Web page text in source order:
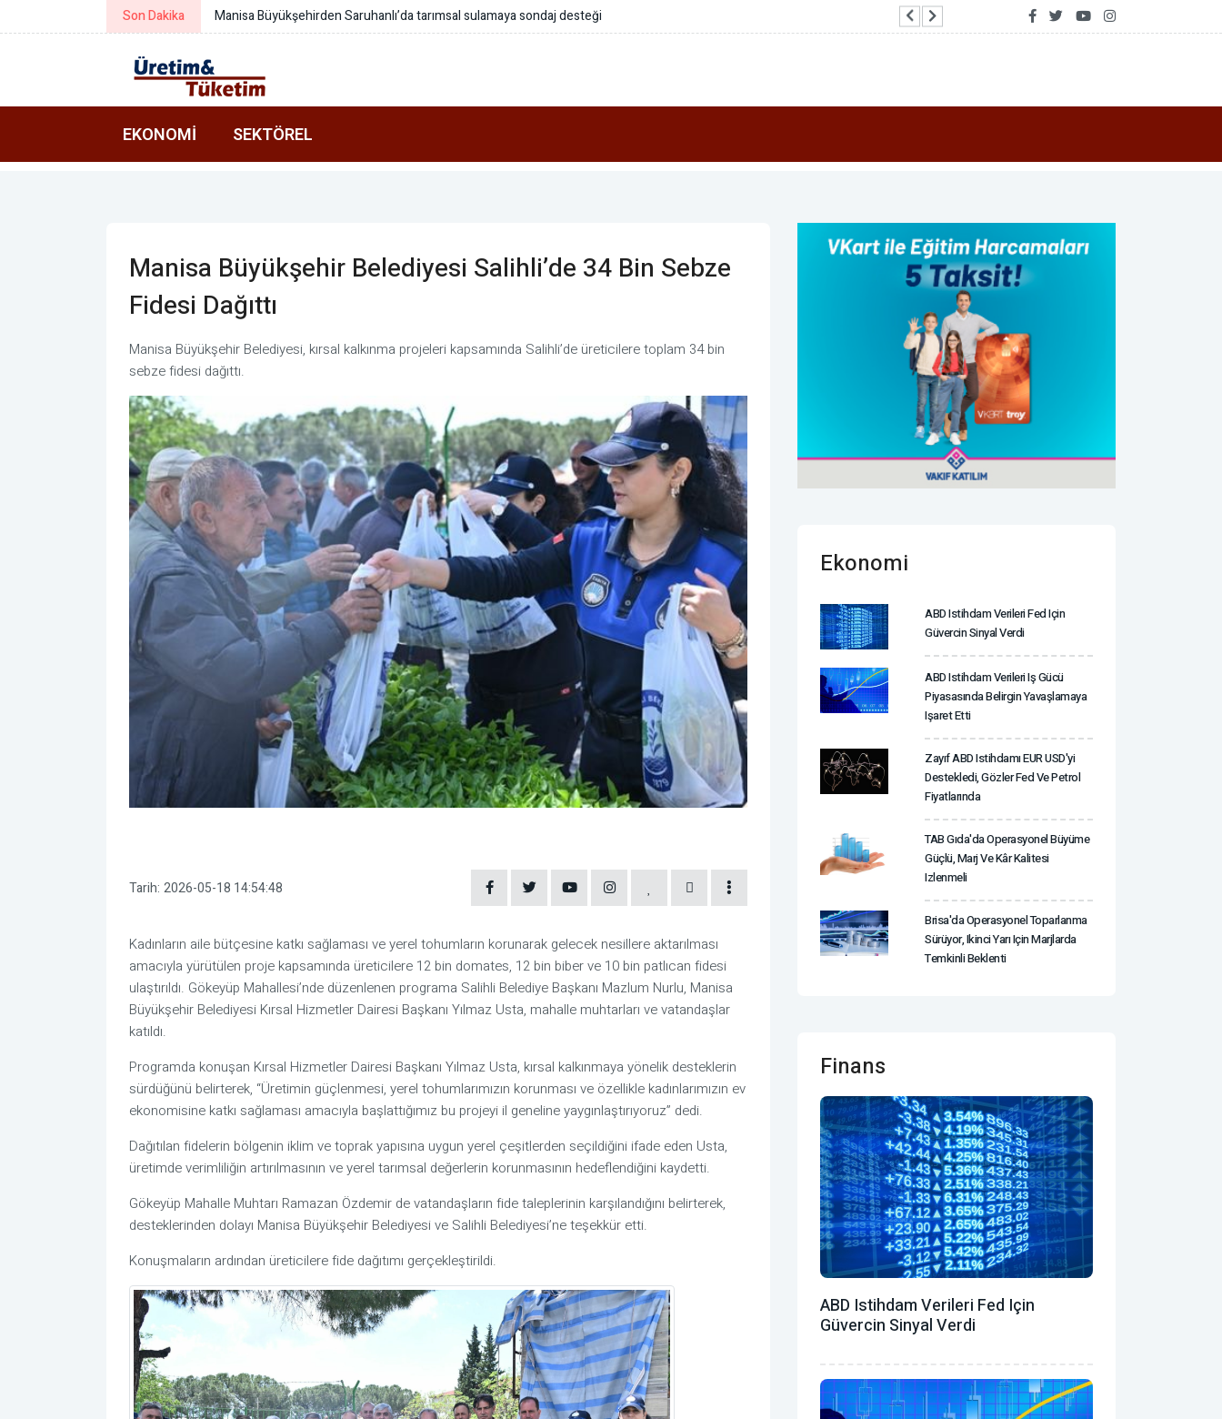
Son Dakika Manisa Büyükşehirden Saruhanlı’da tarımsal sulamaya sondaj desteği Kırcaali’de 350 bin avroyu aşan AB
EKONOMI SEKTÖREL
Manisa Büyükşehir Belediyesi Salihli’de 34 Bin Sebze
Fidesi Dağıttı
Manisa Büyükşehir Belediyesi, kırsal kalkınma projeleri kapsamında Salihli’de üreticilere toplam 34 bin
sebze fidesi dağıttı.
Tarih: 2026-05-18 14:54:48
Kadınların aile bütçesine katkı sağlaması ve yerel tohumların korunarak gelecek nesillere aktarılması
amacıyla yürütülen proje kapsamında üreticilere 12 bin domates, 12 bin biber ve 10 bin patlıcan fidesi
ulaştırıldı. Gökeyüp Mahallesi’nde düzenlenen programa Salihli Belediye Başkanı Mazlum Nurlu, Manisa
Büyükşehir Belediyesi Kırsal Hizmetler Dairesi Başkanı Yılmaz Usta, mahalle muhtarları ve vatandaşlar
katıldı.
Programda konuşan Kırsal Hizmetler Dairesi Başkanı Yılmaz Usta, kırsal kalkınmaya yönelik desteklerin
sürdüğünü belirterek, “Üretimin güçlenmesi, yerel tohumlarımızın korunması ve özellikle kadınlarımızın ev
ekonomisine katkı sağlaması amacıyla başlattığımız bu projeyi il geneline yaygınlaştırıyoruz” dedi.
Dağıtılan fidelerin bölgenin iklim ve toprak yapısına uygun yerel çeşitlerden seçildiğini ifade eden Usta,
üretimde verimliliğin artırılmasının ve yerel tarımsal değerlerin korunmasının hedeflendiğini kaydetti.
Gökeyüp Mahalle Muhtarı Ramazan Özdemir de vatandaşların fide taleplerinin karşılandığını belirterek,
desteklerinden dolayı Manisa Büyükşehir Belediyesi ve Salihli Belediyesi’ne teşekkür etti.
Konuşmaların ardından üreticilere fide dağıtımı gerçekleştirildi.
Ekonomi
ABD Istihdam Verileri Fed Için
Güvercin Sinyal Verdi
ABD Istihdam Verileri Iş Gücü
Piyasasında Belirgin Yavaşlamaya
Işaret Etti
Zayıf ABD Istihdamı EUR USD'yi
Destekledi, Gözler Fed Ve Petrol
Fiyatlarında
TAB Gıda'da Operasyonel Büyüme
Güçlü, Marj Ve Kâr Kalitesi
Izlenmeli
Brisa'da Operasyonel Toparlanma
Sürüyor, Ikinci Yarı Için Marjlarda
Temkinli Beklenti
Finans
ABD Istihdam Verileri Fed Için
Güvercin Sinyal Verdi